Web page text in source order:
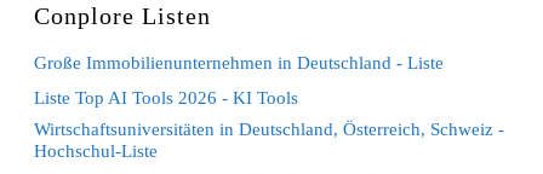
Conplore Listen
Große Immobilienunternehmen in Deutschland - Liste
Liste Top AI Tools 2026 - KI Tools
Wirtschaftsuniversitäten in Deutschland, Österreich, Schweiz -
Hochschul-Liste